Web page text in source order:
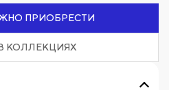
ПРИОБРЕСТИ
КОЛЛЕКЦИЯХ